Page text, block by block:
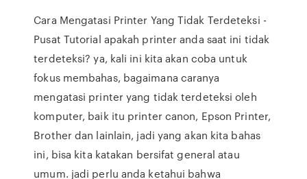
Cara Mengatasi Printer Yang Tidak Terdeteksi -
Pusat Tutorial apakah printer anda saat ini tidak
terdeteksi? ya, kali ini kita akan coba untuk
fokus membahas, bagaimana caranya
mengatasi printer yang tidak terdeteksi oleh
komputer, baik itu printer canon, Epson Printer,
Brother dan lainlain, jadi yang akan kita bahas
ini, bisa kita katakan bersifat general atau
umum. jadi perlu anda ketahui bahwa